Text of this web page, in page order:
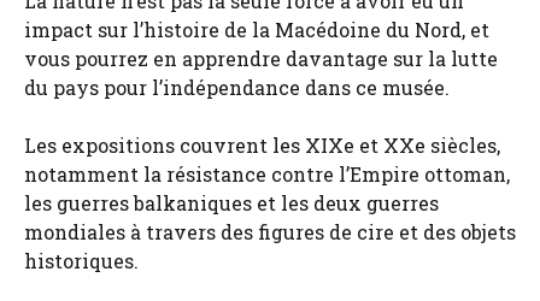
impact sur l’histoire de la Macédoine du Nord, et
vous pourrez en apprendre davantage sur la lutte
du pays pour l’indépendance dans ce musée.
Les expositions couvrent les XIXe et XXe siècles,
notamment la résistance contre l’Empire ottoman,
les guerres balkaniques et les deux guerres
mondiales à travers des figures de cire et des objets
historiques.